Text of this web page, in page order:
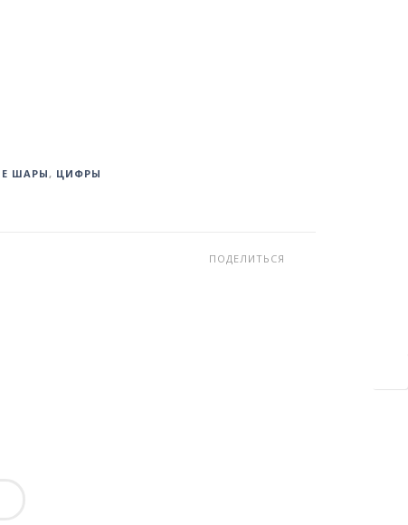
ШАРЫ, ЦИФРЫ
ПОДЕЛИТЬСЯ